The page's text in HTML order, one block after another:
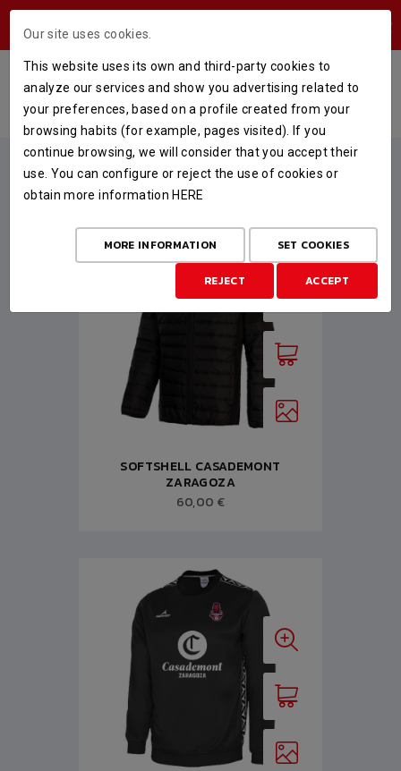
ROPA OFICIAL 25-26
HOME STORE ROPA OFICIAL 25-26
ROPA OFICIAL 25-26
SOFTSHELL CASADEMONT
ZARAGOZA
60,00 €
Our site uses cookies.
This website uses its own and third-party cookies to
analyze our services and show you advertising related to
your preferences, based on a profile created from your
browsing habits (for example, pages visited). If you
continue browsing, we will consider that you accept their
use. You can configure or reject the use of cookies or
obtain more information HERE
MORE INFORMATION SET COOKIES
REJECT ACCEPT